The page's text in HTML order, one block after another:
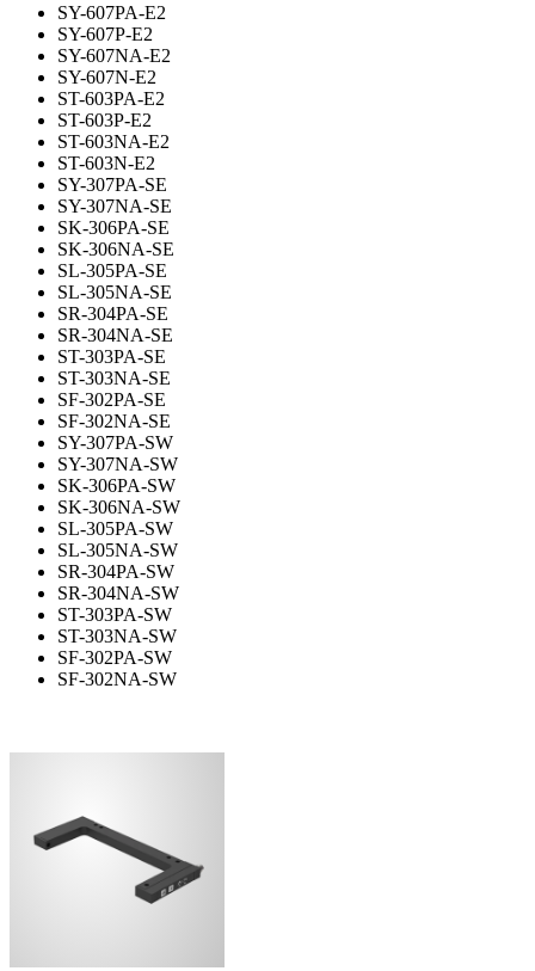
SY-607PA-E2
SY-607P-E2
SY-607NA-E2
SY-607N-E2
ST-603PA-E2
ST-603P-E2
ST-603NA-E2
ST-603N-E2
SY-307PA-SE
SY-307NA-SE
SK-306PA-SE
SK-306NA-SE
SL-305PA-SE
SL-305NA-SE
SR-304PA-SE
SR-304NA-SE
ST-303PA-SE
ST-303NA-SE
SF-302PA-SE
SF-302NA-SE
SY-307PA-SW
SY-307NA-SW
SK-306PA-SW
SK-306NA-SW
SL-305PA-SW
SL-305NA-SW
SR-304PA-SW
SR-304NA-SW
ST-303PA-SW
ST-303NA-SW
SF-302PA-SW
SF-302NA-SW